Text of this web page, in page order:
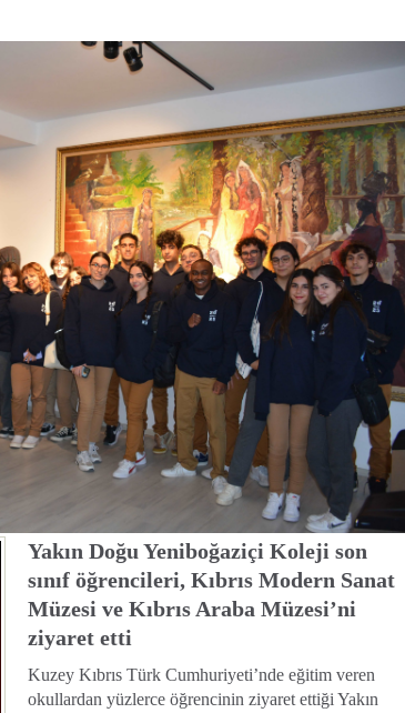
Yakın Doğu Yeniboğaziçi Koleji son
sınıf öğrencileri, Kıbrıs Modern Sanat
Müzesi ve Kıbrıs Araba Müzesi’ni
ziyaret etti
Kuzey Kıbrıs Türk Cumhuriyeti’nde eğitim veren
okullardan yüzlerce öğrencinin ziyaret ettiği Yakın